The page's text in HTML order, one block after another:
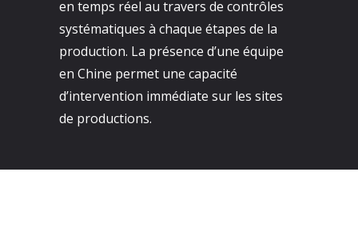
en temps réel au travers de contrôles
systématiques à chaque étapes de la
production. La présence d’une équipe
en Chine permet une capacité
d’intervention immédiate sur les sites
de productions.